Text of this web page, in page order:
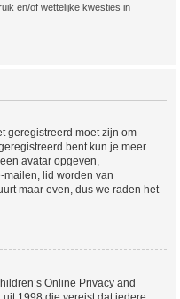
en/of wettelijke kwesties in
geregistreerd moet zijn om
bent kun je meer
avatar opgeven,
lid worden van
maar even, dus we raden het
Online Privacy and